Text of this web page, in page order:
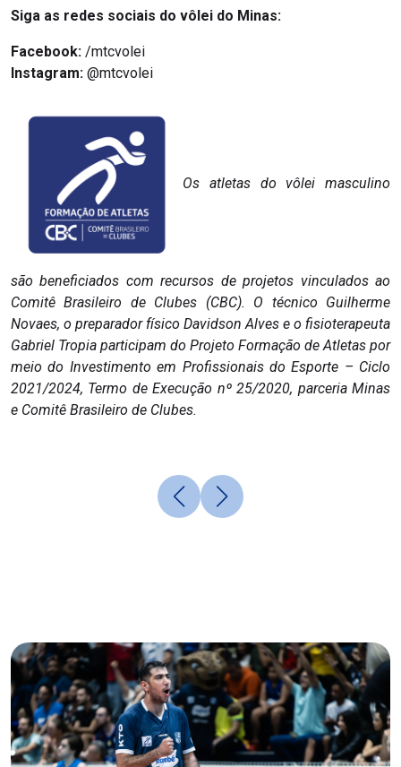
Siga as redes sociais do vôlei do Minas:
Facebook: /mtcvolei
Instagram: @mtcvolei
Os atletas do vôlei masculino
são beneficiados com recursos de projetos vinculados ao
Comitê Brasileiro de Clubes (CBC). O técnico Guilherme
Novaes, o preparador físico Davidson Alves e o fisioterapeuta
Gabriel Tropia participam do Projeto Formação de Atletas por
meio do Investimento em Profissionais do Esporte – Ciclo
2021/2024, Termo de Execução nº 25/2020, parceria Minas
e Comitê Brasileiro de Clubes.